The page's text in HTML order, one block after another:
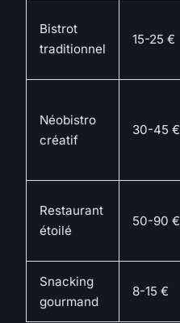
Bistrot
traditionnel
15-25 €
Néobistro
créatif
30-45 €
Restaurant
étoilé
50-90 €
Snacking
gourmand
8-15 €